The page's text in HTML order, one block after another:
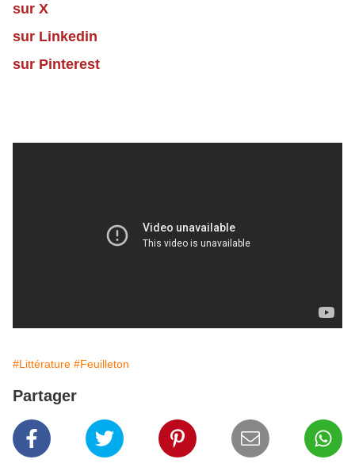
sur X
sur Linkedin
sur Pinterest
#Littérature #Feuilleton
Partager